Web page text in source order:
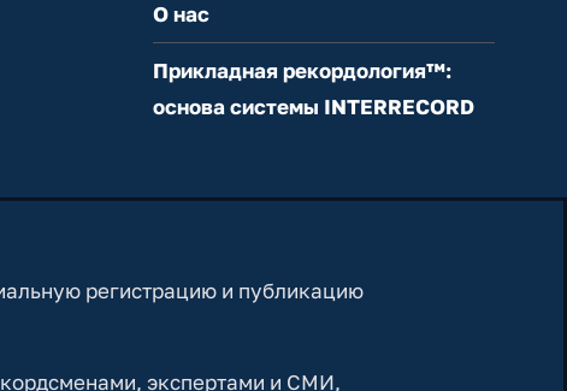
О нас
Прикладная рекордология™:
основа системы INTERRECORD
регистрацию и публикацию
экспертами и СМИ,